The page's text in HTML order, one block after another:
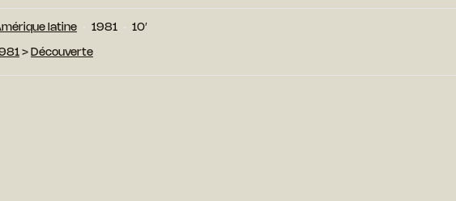
latine 1981 10′
> Découverte